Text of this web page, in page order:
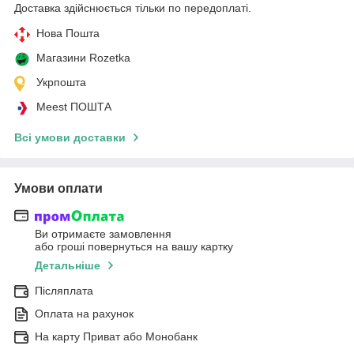
Доставка здійснюється тільки по передоплаті.
Нова Пошта
Магазини Rozetka
Укрпошта
Meest ПОШТА
Всі умови доставки
Умови оплати
Ви отримаєте замовлення
або гроші повернуться на вашу картку
Детальніше
Післяплата
Оплата на рахунок
На карту Приват або Монобанк